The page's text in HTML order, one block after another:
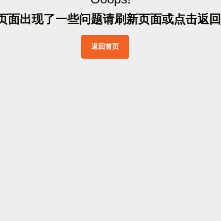
面出现了一些问题请刷新页面或点击返 回
返回首页